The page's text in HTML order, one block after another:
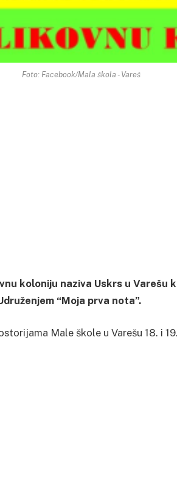
Foto: Facebook/Mala škola - Vareš
koloniju naziva Uskrs u Varešu
“Moja prva nota”.
Male škole u Varešu 18. i